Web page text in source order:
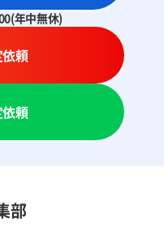
年中無休)
頼
頼
部